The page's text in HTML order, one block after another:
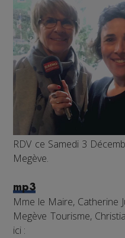
RDV ce Samedi 3
Megève.
mp3
Mme le Maire, Catherine
Megève Tourisme,
ici :